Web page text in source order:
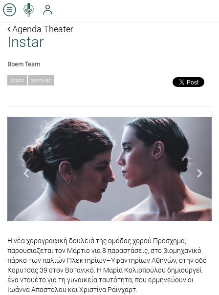
Agenda Theater
Ιnstar
Boem Team
χορός χορηγίες
Previous
Η νέα χορογραφική δουλειά της ομάδας χορού Πρόσχημα,
παρουσιάζεται τον Μάρτιο για 8 παραστάσεις, στο βιομηχανικό
πάρκο των παλιών Πλεκτηρίων–Υφαντηρίων Αθηνών, στην οδό
Κορυτσάς 39 στον Βοτανικό. Η Μαρία Κολιοπούλου δημιουργεί
ένα ντουέτο για τη γυναικεία ταυτότητα, που ερμηνεύουν οι
Ιωάννα Αποστόλου και Χριστίνα Ράινχαρτ.